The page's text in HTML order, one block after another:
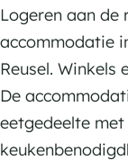
r
k
z
i
c
h
a
r
k
z
i
c
z
i
c
h
t
l
Logeren aan de
accommodatie
Reusel. Winkels
De
eetgedeelte